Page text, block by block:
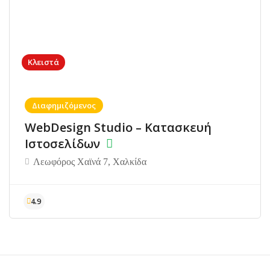
Κλειστά
Διαφημιζόμενος
WebDesign Studio – Κατασκευή
Ιστοσελίδων
Λεωφόρος Χαϊνά 7, Χαλκίδα